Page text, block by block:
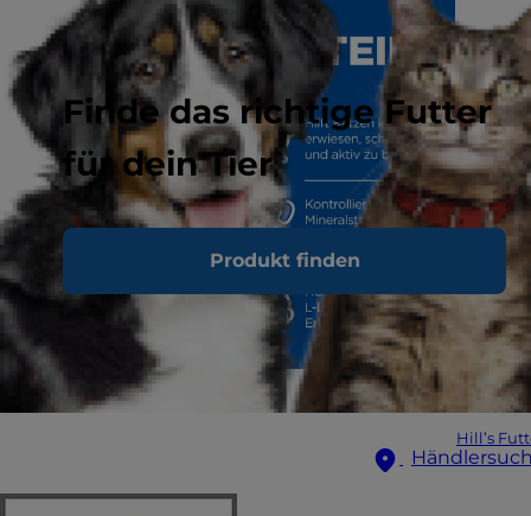
Finde das richtige Futter
für dein Tier
Produkt finden
Hill’s